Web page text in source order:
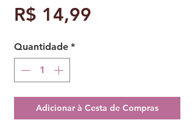
R$ 14,99
Quantidade *
Adicionar à Cesta de Compras